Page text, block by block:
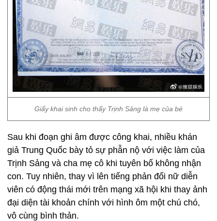
Giấy khai sinh cho thấy Trịnh Sảng là mẹ của bé
Sau khi đoạn ghi âm được công khai, nhiều khán
giả Trung Quốc bày tỏ sự phẫn nộ với việc làm của
Trịnh Sảng và cha mẹ cô khi tuyên bố không nhận
con. Tuy nhiên, thay vì lên tiếng phản đối nữ diễn
viên có động thái mới trên mạng xã hội khi thay ảnh
đại diện tài khoản chính với hình ôm một chú chó,
vô cùng bình thản.